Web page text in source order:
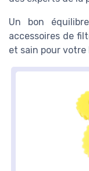
Un bon
accessoires de
et sain pour votre